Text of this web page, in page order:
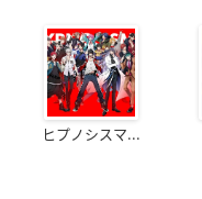
ヒプノシスマ...